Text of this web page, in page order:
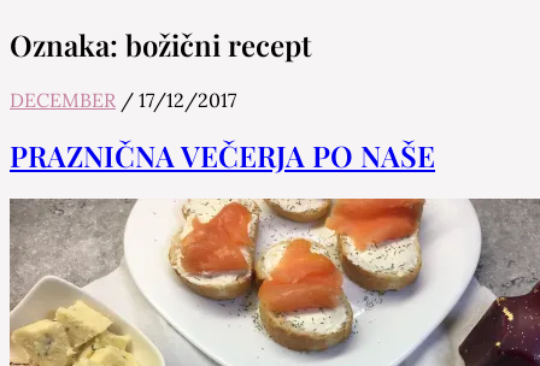
Mamina Maza
Blog & Portal za starše in bodoče starše
Oznaka: božični recept
DECEMBER / 17/12/2017
PRAZNIČNA VEČERJA PO NAŠE